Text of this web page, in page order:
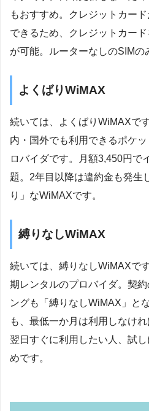
もおすすめ。クレジットカー
できるため、クレジットカー
が可能。ルーターなしのSIMの
よくばりWiMAX
続いては、よくばりWiMAXで
内・国外でも利用できるポケ
ロバイダです。月額3,450円で
題。2年目以降は違約金も発生
り」なWiMAXです。
縛りなしWiMAX
続いては、縛りなしWiMAXで
期レンタルのプロバイダ。契
ングも「縛りなしWiMAX」と
も、最低一か月は利用しなけ
翌日すぐに利用したい人、試
めです。